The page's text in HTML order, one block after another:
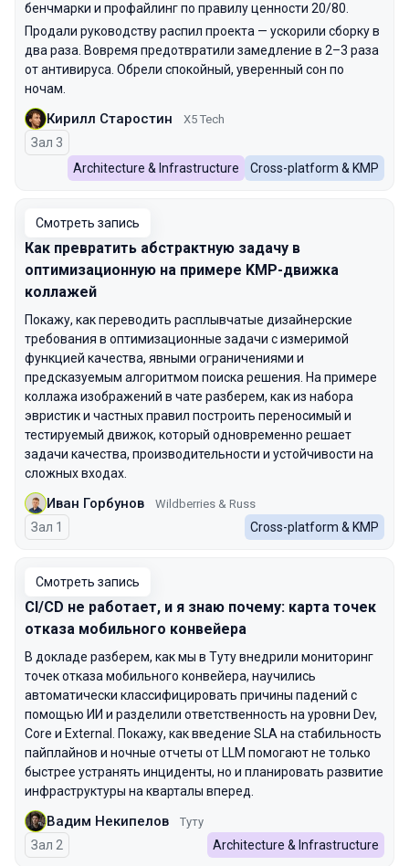
бенчмарки и профайлинг по правилу ценности 20/80.
Продали руководству распил проекта — ускорили сборку в
два раза. Вовремя предотвратили замедление в 2–3 раза
от антивируса. Обрели спокойный, уверенный сон по
ночам.
Кирилл Старостин X5 Tech
Зал 3
Architecture & Infrastructure
Cross-platform & KMP
Смотреть запись
Как превратить абстрактную задачу в
оптимизационную на примере KMP-движка
коллажей
Покажу, как переводить расплывчатые дизайнерские
требования в оптимизационные задачи с измеримой
функцией качества, явными ограничениями и
предсказуемым алгоритмом поиска решения. На примере
коллажа изображений в чате разберем, как из набора
эвристик и частных правил построить переносимый и
тестируемый движок, который одновременно решает
задачи качества, производительности и устойчивости на
сложных входах.
Иван Горбунов Wildberries & Russ
Зал 1 Cross-platform & KMP
Смотреть запись
CI/CD не работает, и я знаю почему: карта точек
отказа мобильного конвейера
В докладе разберем, как мы в Туту внедрили мониторинг
точек отказа мобильного конвейера, научились
автоматически классифицировать причины падений с
помощью ИИ и разделили ответственность на уровни Dev,
Core и External. Покажу, как введение SLA на стабильность
пайплайнов и ночные отчеты от LLM помогают не только
быстрее устранять инциденты, но и планировать развитие
инфраструктуры на кварталы вперед.
Вадим Некипелов Туту
Зал 2 Architecture & Infrastructure